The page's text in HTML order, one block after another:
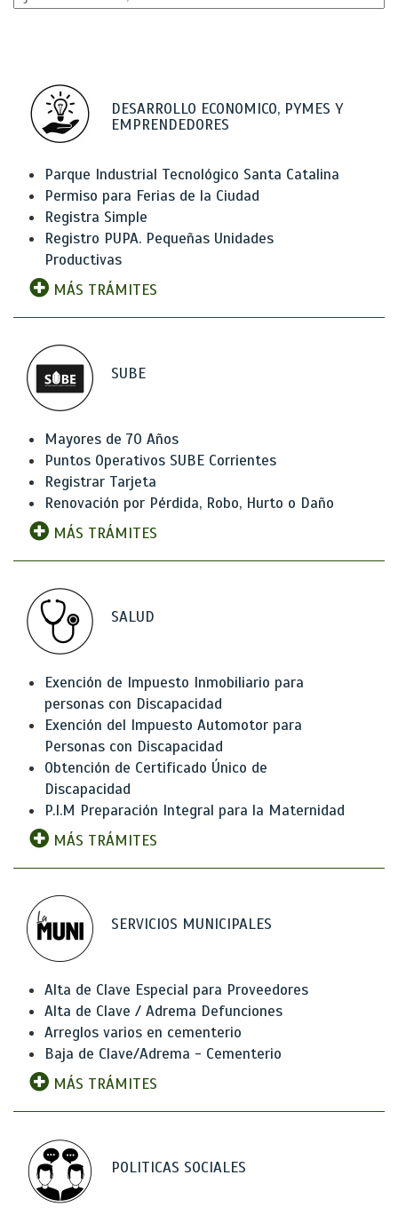
DESARROLLO ECONOMICO, PYMES Y
EMPRENDEDORES
Parque Industrial Tecnológico Santa Catalina
Permiso para Ferias de la Ciudad
Registra Simple
Registro PUPA. Pequeñas Unidades
Productivas
MÁS TRÁMITES
SUBE
Mayores de 70 Años
Puntos Operativos SUBE Corrientes
Registrar Tarjeta
Renovación por Pérdida, Robo, Hurto o Daño
MÁS TRÁMITES
SALUD
Exención de Impuesto Inmobiliario para
personas con Discapacidad
Exención del Impuesto Automotor para
Personas con Discapacidad
Obtención de Certificado Único de
Discapacidad
P.I.M Preparación Integral para la Maternidad
MÁS TRÁMITES
SERVICIOS MUNICIPALES
Alta de Clave Especial para Proveedores
Alta de Clave / Adrema Defunciones
Arreglos varios en cementerio
Baja de Clave/Adrema - Cementerio
MÁS TRÁMITES
POLITICAS SOCIALES